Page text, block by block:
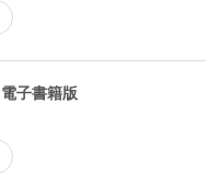
子書籍版